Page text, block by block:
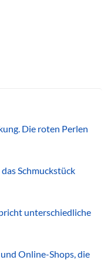
Die roten Perlen
Schmuckstück
unterschiedliche
Online-Shops, die